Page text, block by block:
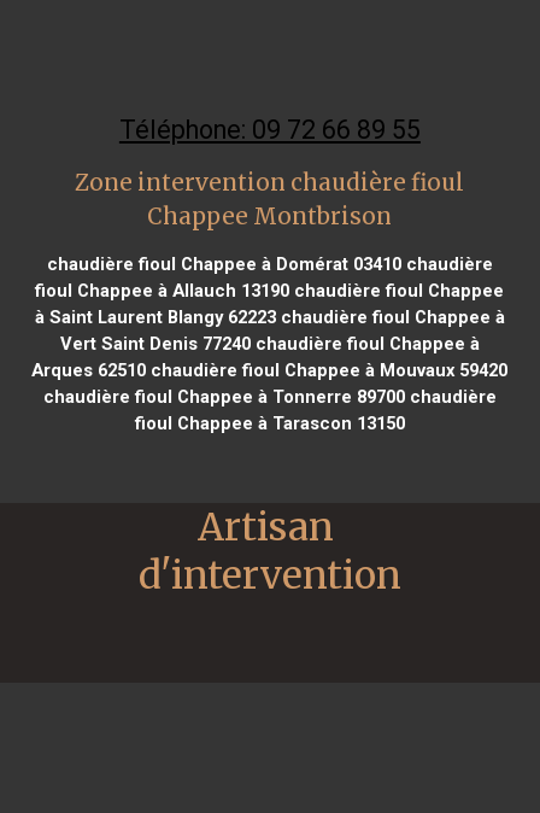
Téléphone: 09 72 66 89 55
Zone intervention chaudière fioul
Chappee Montbrison
chaudière fioul Chappee à Domérat 03410chaudière
fioul Chappee à Allauch 13190 chaudière fioul Chappee
à Saint Laurent Blangy 62223chaudière fioul Chappee à
Vert Saint Denis 77240chaudière fioul Chappee à
Arques 62510 chaudière fioul Chappee à Mouvaux 59420
chaudière fioul Chappee à Tonnerre 89700chaudière
fioul Chappee à Tarascon 13150
Artisan
d'intervention